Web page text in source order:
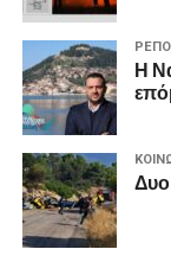
Η
Δυο